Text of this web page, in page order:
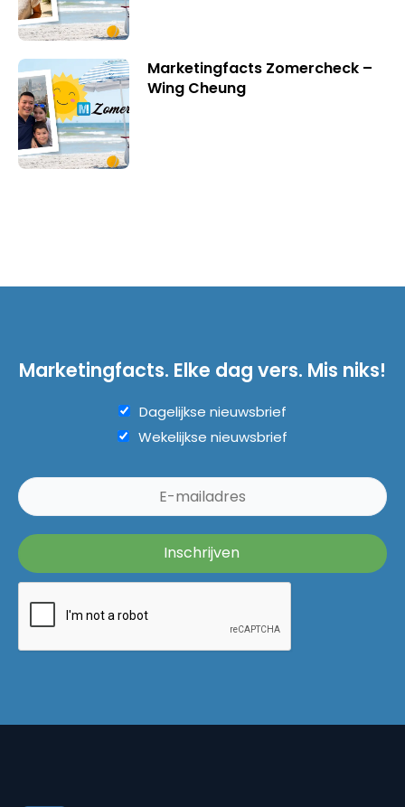
Marketingfacts Zomercheck –
Wing Cheung
Marketingfacts. Elke dag vers. Mis niks!
Dagelijkse nieuwsbrief
Wekelijkse nieuwsbrief